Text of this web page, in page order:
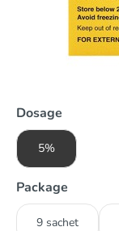
Dosage
5%
Package
9 sachet